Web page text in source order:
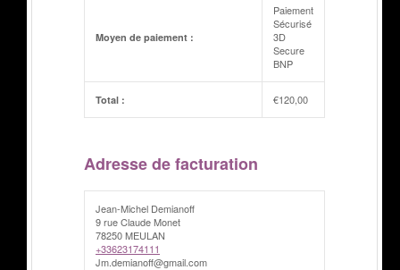
Moyen de paiement :
Paiement
Sécurisé
3D
Secure
BNP
Total : €120,00
Adresse de facturation
Jean-Michel Demianoff
9 rue Claude Monet
78250 MEULAN
+33623174111
Jm.demianoff@gmail.com